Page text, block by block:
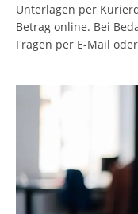
Unterlagen per
Betrag online. Bei
Fragen per E-Mail